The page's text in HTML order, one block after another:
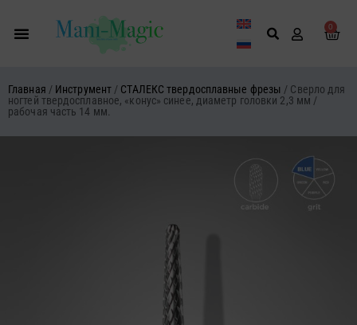
содержимому
0
Главная / Инструмент / СТАЛЕКС твердосплавные фрезы / Сверло для
ногтей твердосплавное, «конус» синее, диаметр головки 2,3 мм /
рабочая часть 14 мм.